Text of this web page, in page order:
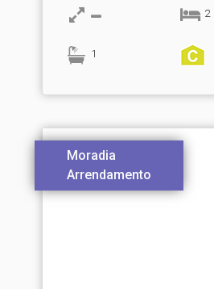
2
1
Moradia
Arrendamento